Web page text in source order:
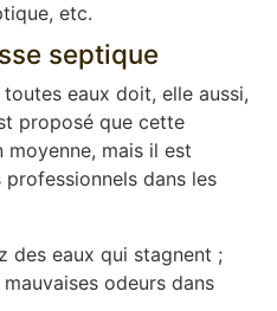
etc.
septique
eaux doit, elle aussi,
proposé que cette
mais il est
dans les
des eaux qui stagnent ;
odeurs dans